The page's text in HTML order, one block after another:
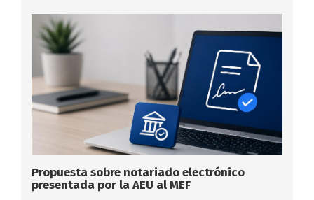
Propuesta sobre notariado electrónico
presentada por la AEU al MEF